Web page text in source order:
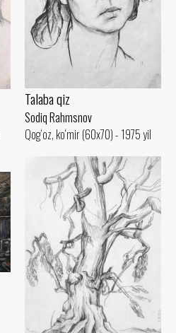
Talaba qiz
Sodiq Rahmsnov
Qog‘oz, ko‘mir (60x70) - 1975 yil